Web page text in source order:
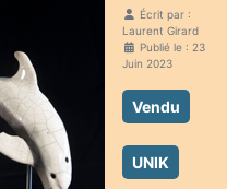
Écrit par :
Laurent Girard
Publié le : 23
Juin 2023
Vendu
UNIK